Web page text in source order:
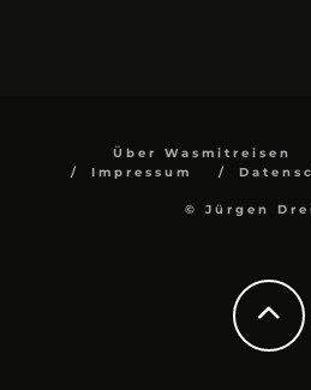
Über Wasmitreisen
Impressum
© Jürgen